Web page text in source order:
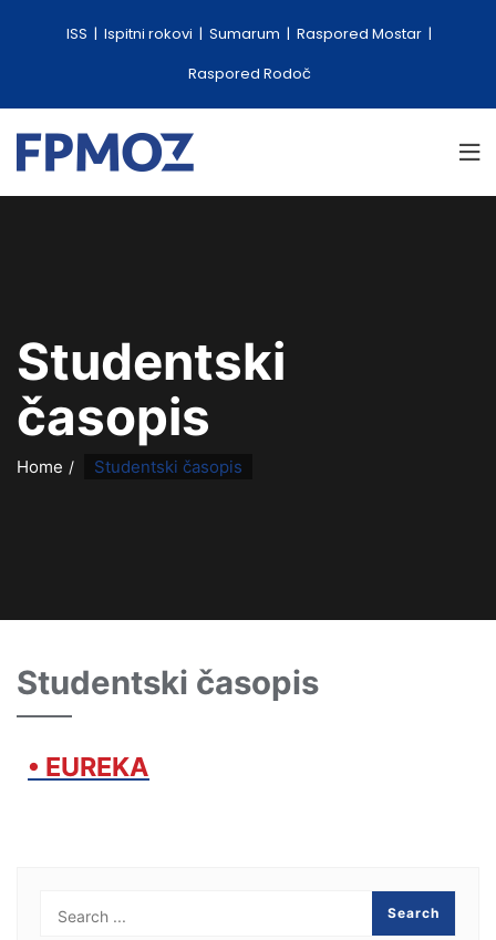
ISS Ispitni rokovi Sumarum
Raspored Mostar
Raspored Rodoč
Studentski
časopis
Home Studentski časopis
Studentski časopis
• EUREKA